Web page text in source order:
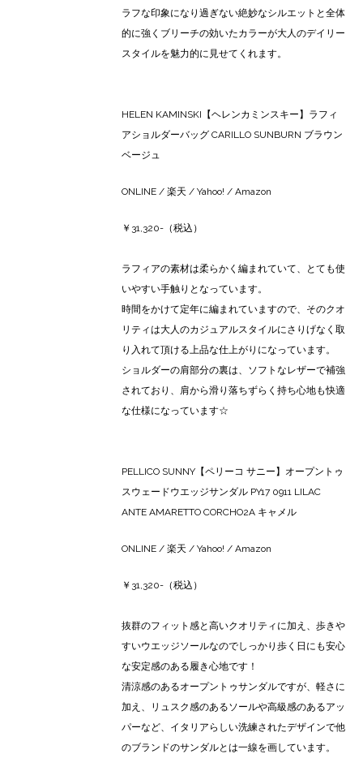
ラフな印象になり過ぎない絶妙なシルエットと全体
的に強くブリーチの効いたカラーが大人のデイリー
スタイルを魅力的に見せてくれます。
HELEN KAMINSKI【ヘレンカミンスキー】ラフィ
アショルダーバッグ CARILLO SUNBURN ブラウン
ベージュ
ONLINE/ 楽天 / Yahoo! / Amazon
￥31,320-（税込）
ラフィアの素材は柔らかく編まれていて、とても使
いやすい手触りとなっています。
時間をかけて定年に編まれていますので、そのクオ
リティは大人のカジュアルスタイルにさりげなく取
り入れて頂ける上品な仕上がりになっています。
ショルダーの肩部分の裏は、ソフトなレザーで補強
されており、肩から滑り落ちずらく持ち心地も快適
な仕様になっています☆
PELLICO SUNNY【ペリーコ サニー】オープントゥ
スウェードウエッジサンダル PY17 0911 LILAC
ANTE AMARETTO CORCHO2A キャメル
ONLINE/ 楽天 / Yahoo! / Amazon
￥31,320-（税込）
抜群のフィット感と高いクオリティに加え、歩きや
すいウエッジソールなのでしっかり歩く日にも安心
な安定感のある履き心地です！
清涼感のあるオープントゥサンダルですが、軽さに
加え、リュスク感のあるソールや高級感のあるアッ
パーなど、イタリアらしい洗練されたデザインで他
のブランドのサンダルとは一線を画しています。